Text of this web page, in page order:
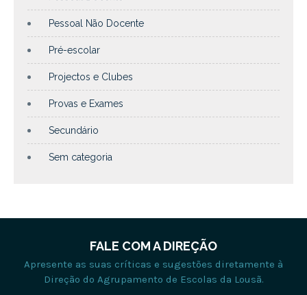
Pessoal Não Docente
Pré-escolar
Projectos e Clubes
Provas e Exames
Secundário
Sem categoria
FALE COM A DIREÇÃO
Apresente as suas críticas e sugestões diretamente à
Direção do Agrupamento de Escolas da Lousã.